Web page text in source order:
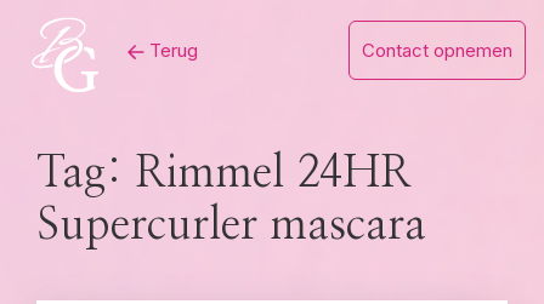
content
Terug Contact opnemen
Tag: Rimmel 24HR
Supercurler mascara